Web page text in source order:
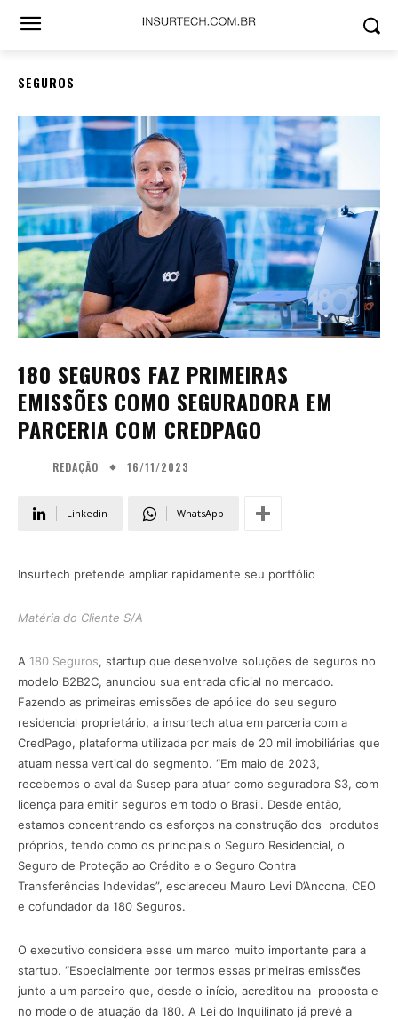
SEGUROS
180 SEGUROS FAZ PRIMEIRAS
EMISSÕES COMO SEGURADORA EM
PARCERIA COM CREDPAGO
REDAÇÃO 16/11/2023
Linkedin WhatsApp
Insurtech pretende ampliar rapidamente seu portfólio
Matéria do Cliente S/A
A 180 Seguros, startup que desenvolve soluções de seguros no
modelo B2B2C, anunciou sua entrada oficial no mercado.
Fazendo as primeiras emissões de apólice do seu seguro
residencial proprietário, a insurtech atua em parceria com a
CredPago, plataforma utilizada por mais de 20 mil imobiliárias que
atuam nessa vertical do segmento. “Em maio de 2023,
recebemos o aval da Susep para atuar como seguradora S3, com
licença para emitir seguros em todo o Brasil. Desde então,
estamos concentrando os esforços na construção dos produtos
próprios, tendo como os principais o Seguro Residencial, o
Seguro de Proteção ao Crédito e o Seguro Contra
Transferências Indevidas”, esclareceu Mauro Levi D’Ancona, CEO
e cofundador da 180 Seguros.
O executivo considera esse um marco muito importante para a
startup. “Especialmente por termos essas primeiras emissões
junto a um parceiro que, desde o início, acreditou na proposta e
no modelo de atuação da 180. A Lei do Inquilinato já prevê a